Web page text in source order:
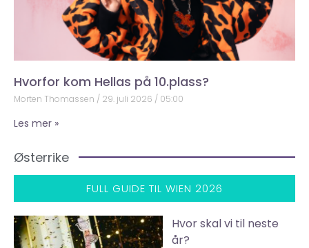
Hvorfor kom Hellas på 10.plass?
Morten Thomassen 29. juli 2026 05:00
Les mer »
Østerrike
FULL GUIDE TIL WIEN 2026
Hvor skal vi til neste
år?